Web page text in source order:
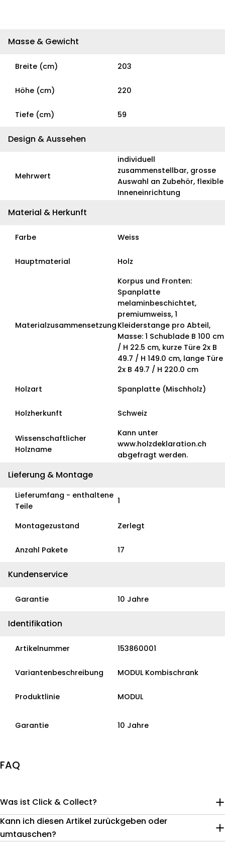
Masse & Gewicht
Breite (cm) 203
Höhe (cm) 220
Tiefe (cm) 59
Design & Aussehen
Mehrwert
individuell
zusammenstellbar, grosse
Auswahl an Zubehör, flexible
Inneneinrichtung
Material & Herkunft
Farbe Weiss
Hauptmaterial Holz
Materialzusammensetzung
Korpus und Fronten:
Spanplatte
melaminbeschichtet,
premiumweiss, 1
Kleiderstange pro Abteil,
Masse: 1 Schublade B 100 cm
/ H 22.5 cm, kurze Türe 2x B
49.7 / H 149.0 cm, lange Türe
2x B 49.7 / H 220.0 cm
Holzart
Spanplatte (Mischholz)
Holzherkunft Schweiz
Wissenschaftlicher
Holzname
Kann unter
www.holzdeklaration.ch
abgefragt werden.
Lieferung & Montage
Lieferumfang - enthaltene
Teile
1
Montagezustand Zerlegt
Anzahl Pakete 17
Kundenservice
Garantie 10 Jahre
Identifikation
Artikelnummer 153860001
Variantenbeschreibung MODUL Kombischrank
Produktlinie MODUL
Garantie 10 Jahre
FAQ
Was ist Click & Collect?
Kann ich diesen Artikel zurückgeben oder
umtauschen?